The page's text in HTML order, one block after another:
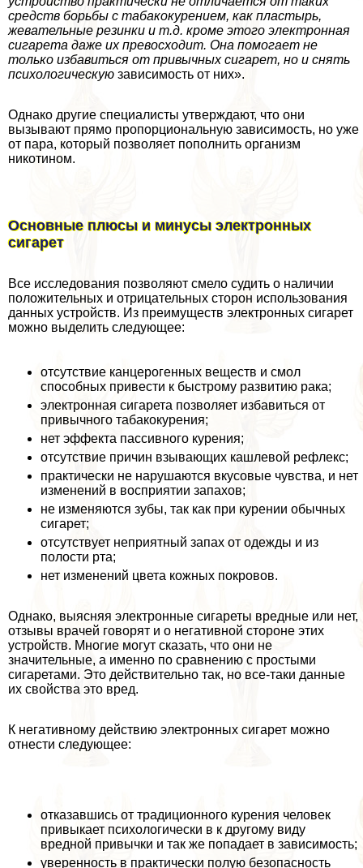
средств борьбы с табакокурением, как пластырь,
жевательные резинки и т.д. кроме этого электронная
сигарета даже их превосходит. Она помогает не
только избавиться от привычных сигарет, но и снять
психологическую зависимость от них».
Однако другие специалисты утверждают, что они
вызывают прямо пропорциональную зависимость, но уже
от пара, который позволяет пополнить организм
никотином.
Основные плюсы и минусы электронных
сигарет
Все исследования позволяют смело судить о наличии
положительных и отрицательных сторон использования
данных устройств. Из преимуществ электронных сигарет
можно выделить следующее:
отсутствие канцерогенных веществ и смол
способных привести к быстрому развитию paка;
электронная сигарета позволяет избавиться от
привычного табакокурения;
нет эффекта пассивного курения;
отсутствие причин взывающих кашлевой рефлекс;
пpaктически не нарушаются вкусовые чувства, и нет
изменений в восприятии запахов;
не изменяются зубы, так как при курении обычных
сигарет;
отсутствует неприятный запах от одежды и из
полости рта;
нет изменений цвета кожных покровов.
Однако, выясняя электронные сигареты вредные или нет,
отзывы врачей говорят и о негативной стороне этих
устройств. Многие могут сказать, что они не
значительные, а именно по сравнению с простыми
сигаретами. Это действительно так, но все-таки данные
их свойства это вред.
К негативному действию электронных сигарет можно
отнести следующее:
отказавшись от традиционного курения человек
привыкает психологически в к другому виду
вредной привычки и так же попадает в зависимость;
уверенность в пpaктически полую безопасность